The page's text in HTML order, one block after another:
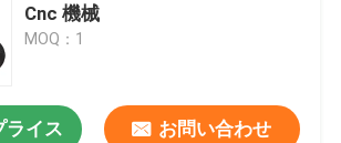
Cnc 機械
MOQ：1
ライス お問い合わせ